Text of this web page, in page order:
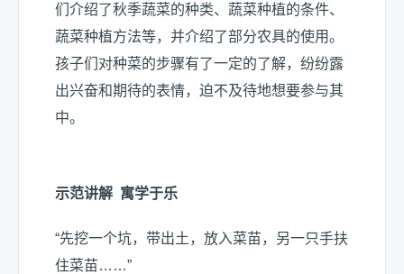
们介绍了秋季蔬菜的种类、蔬菜种植的条件、
蔬菜种植方法等，并介绍了部分农具的使用。
孩子们对种菜的步骤有了一定的了解，纷纷露
出兴奋和期待的表情，迫不及待地想要参与其
中。
示范讲解 寓学于乐
“先挖一个坑，带出土，放入菜苗，另一只手扶
住菜苗……”